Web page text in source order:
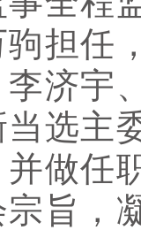
担任
济宇
选主
做任
旨，